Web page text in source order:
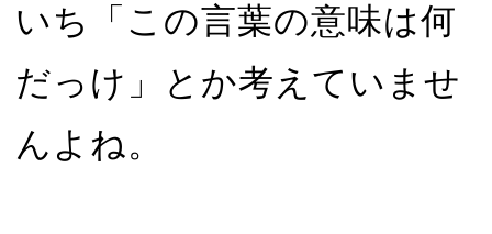
いち「この言葉の意味は何
だっけ」とか考えていませ
んよね。